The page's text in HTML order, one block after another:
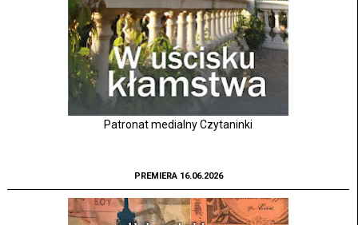
Patronat medialny Czytaninki
PREMIERA 16.06.2026